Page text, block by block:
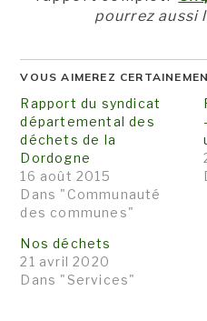
pourrez aussi
VOUS AIMEREZ
Rapport du syndicat
départemental des
déchets de la
Dordogne
16 août 2015
Dans "Communauté
des communes"
Nos déchets
21 avril 2020
Dans "Services"